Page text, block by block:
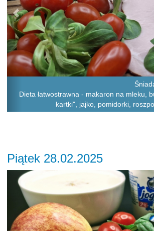
Dieta łatwostrawna - makaron na mleku,
kartki", jajko, pomidorki,
Piątek 28.02.2025
Previous